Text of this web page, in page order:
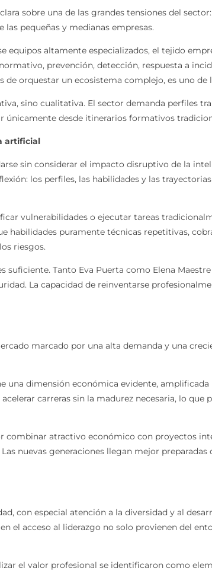
sobre una de las grandes tensiones del
pequeñas y medianas empresas.
equipos altamente especializados, el tejido
prevención, detección, respuesta a
de orquestar un ecosistema complejo, es uno de
sino cualitativa. El sector demanda perfiles
desde itinerarios formativos
artificial
sin considerar el impacto disruptivo de la
los perfiles, las habilidades y las
vulnerabilidades o ejecutar tareas
habilidades puramente técnicas repetitivas,
riesgos.
suficiente. Tanto Eva Puerta como Elena
La capacidad de reinventarse
marcado por una alta demanda y una
una dimensión económica evidente,
carreras sin la madurez necesaria, lo que
combinar atractivo económico con proyectos
nuevas generaciones llegan mejor
con especial atención a la diversidad y al
el acceso al liderazgo no solo provienen del
el valor profesional se identificaron como